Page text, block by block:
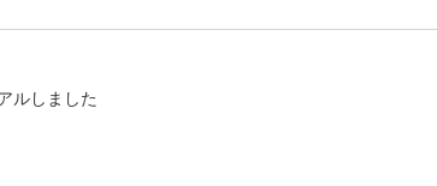
ルしました